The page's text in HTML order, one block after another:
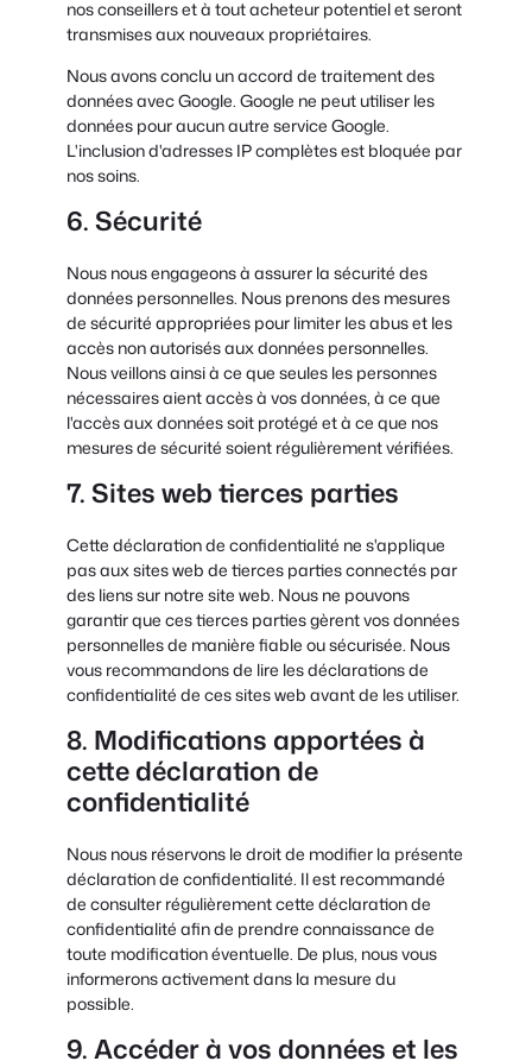
nos conseillers et à tout acheteur potentiel et seront
transmises aux nouveaux propriétaires.
Nous avons conclu un accord de traitement des
données avec Google. Google ne peut utiliser les
données pour aucun autre service Google.
L'inclusion d'adresses IP complètes est bloquée par
nos soins.
6. Sécurité
Nous nous engageons à assurer la sécurité des
données personnelles. Nous prenons des mesures
de sécurité appropriées pour limiter les abus et les
accès non autorisés aux données personnelles.
Nous veillons ainsi à ce que seules les personnes
nécessaires aient accès à vos données, à ce que
l'accès aux données soit protégé et à ce que nos
mesures de sécurité soient régulièrement vérifiées.
7. Sites web tierces parties
Cette déclaration de confidentialité ne s'applique
pas aux sites web de tierces parties connectés par
des liens sur notre site web. Nous ne pouvons
garantir que ces tierces parties gèrent vos données
personnelles de manière fiable ou sécurisée. Nous
vous recommandons de lire les déclarations de
confidentialité de ces sites web avant de les utiliser.
8. Modifications apportées à
cette déclaration de
confidentialité
Nous nous réservons le droit de modifier la présente
déclaration de confidentialité. Il est recommandé
de consulter régulièrement cette déclaration de
confidentialité afin de prendre connaissance de
toute modification éventuelle. De plus, nous vous
informerons activement dans la mesure du
possible.
9. Accéder à vos données et les